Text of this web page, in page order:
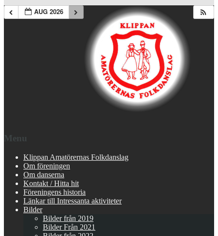
AUG 2026
Menu
Klippan Amatörernas Folkdanslag
Om föreningen
Om danserna
Kontakt / Hitta hit
Föreningens historia
Länkar till Intressanta aktiviteter
Bilder
Bilder från 2019
Bilder Från 2021